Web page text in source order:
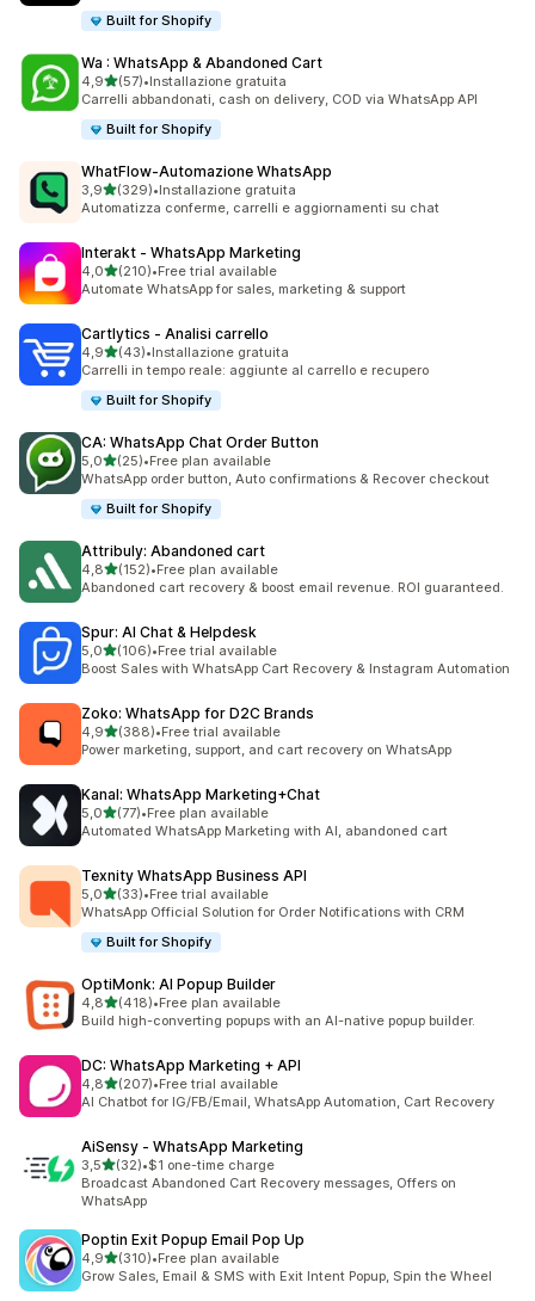
Built for Shopify
Wa : WhatsApp & Abandoned Cart
4,9stelle su 5
(57)
57 recensioni totali
•Installazione gratuita
Carrelli abbandonati, cash on delivery, COD via WhatsApp API
Built for Shopify
WhatFlow‑Automazione WhatsApp
3,9stelle su 5
(329)
329 recensioni totali
•Installazione gratuita
Automatizza conferme, carrelli e aggiornamenti su chat
Interakt ‑ WhatsApp Marketing
4,0stelle su 5
(210)
210 recensioni totali
•Free trial available
Automate WhatsApp for sales, marketing & support
Cartlytics ‑ Analisi carrello
4,9stelle su 5
(43)
43 recensioni totali
•Installazione gratuita
Carrelli in tempo reale: aggiunte al carrello e recupero
Built for Shopify
CA: WhatsApp Chat Order Button
5,0stelle su 5
(25)
25 recensioni totali
•Free plan available
WhatsApp order button, Auto confirmations & Recover checkout
Built for Shopify
Attribuly: Abandoned cart
4,8stelle su 5
(152)
152 recensioni totali
•Free plan available
Abandoned cart recovery & boost email revenue. ROI guaranteed.
Spur: AI Chat & Helpdesk
5,0stelle su 5
(106)
106 recensioni totali
•Free trial available
Boost Sales with WhatsApp Cart Recovery & Instagram Automation
Zoko: WhatsApp for D2C Brands
4,9stelle su 5
(388)
388 recensioni totali
•Free trial available
Power marketing, support, and cart recovery on WhatsApp
Kanal: WhatsApp Marketing+Chat
5,0stelle su 5
(77)
77 recensioni totali
•Free plan available
Automated WhatsApp Marketing with AI, abandoned cart
Texnity WhatsApp Business API
5,0stelle su 5
(33)
33 recensioni totali
•Free trial available
WhatsApp Official Solution for Order Notifications with CRM
Built for Shopify
OptiMonk: AI Popup Builder
4,8stelle su 5
(418)
418 recensioni totali
•Free plan available
Build high-converting popups with an AI-native popup builder.
DC: WhatsApp Marketing + API
4,8stelle su 5
(207)
207 recensioni totali
•Free trial available
AI Chatbot for IG/FB/Email, WhatsApp Automation, Cart Recovery
AiSensy ‑ WhatsApp Marketing
3,5stelle su 5
(32)
32 recensioni totali
•$1 one-time charge
Broadcast Abandoned Cart Recovery messages, Offers on
WhatsApp
Poptin Exit Popup Email Pop Up
4,9stelle su 5
(310)
310 recensioni totali
•Free plan available
Grow Sales, Email & SMS with Exit Intent Popup, Spin the Wheel